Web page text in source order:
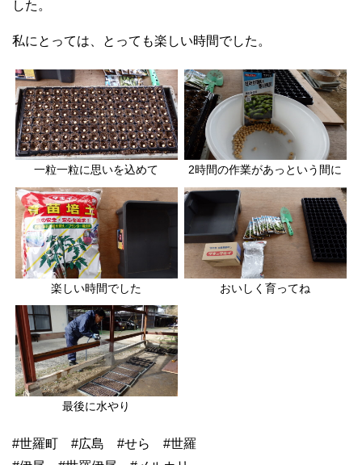
した。
私にとっては、とっても楽しい時間でした。
一粒一粒に思いを込めて 2時間の作業があっという間に
楽しい時間でした おいしく育ってね
最後に水やり
#世羅町 #広島 #せら #世羅